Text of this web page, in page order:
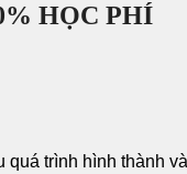
HỌC PHÍ
quá trình hình thành